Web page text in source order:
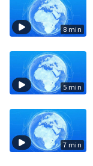
8 min
5 min
7 min